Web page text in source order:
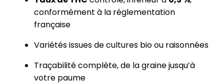
conformément à la réglementation
française
Variétés issues de cultures bio ou raisonnées
Traçabilité complète, de la graine jusqu’à
votre paume